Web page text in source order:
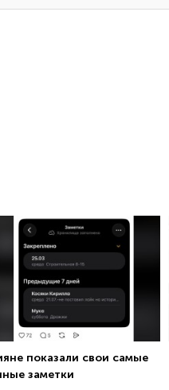
показали свои самые
заметки